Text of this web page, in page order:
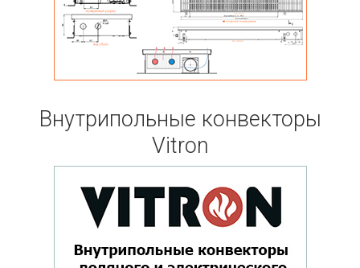
Внутрипольные конвекторы
Vitron